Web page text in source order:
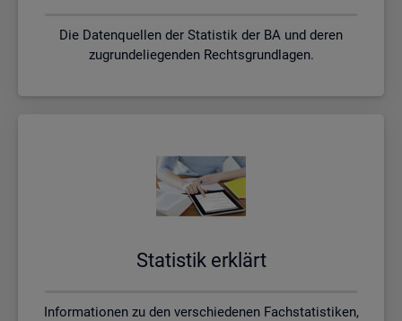
Die Datenquellen der Statistik der BA und deren
zugrundeliegenden Rechtsgrundlagen.
Sta­tis­tik er­klärt
Informationen zu den verschiedenen Fachstatistiken,